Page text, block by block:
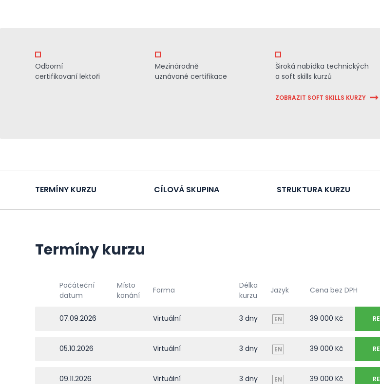
Odborní
certifikovaní lektoři
Mezinárodně
uznávané certifikace
Široká nabídka technických
a soft skills kurzů
ZOBRAZIT SOFT SKILLS KURZY
TERMÍNY KURZU CÍLOVÁ SKUPINA STRUKTURA KURZU
Termíny kurzu
Počáteční
datum
Místo
konání
Forma
Délka
kurzu
Jazyk Cena bez DPH
07.09.2026 Virtuální 3 dny EN 39 000 Kč
05.10.2026 Virtuální 3 dny EN 39 000 Kč
09.11.2026 Virtuální 3 dny EN 39 000 Kč